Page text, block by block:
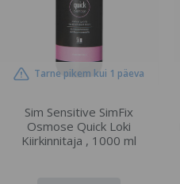
Tarne pikem kui 1 päeva
Sim Sensitive SimFix
Osmose Quick Loki
Kiirkinnitaja , 1000 ml